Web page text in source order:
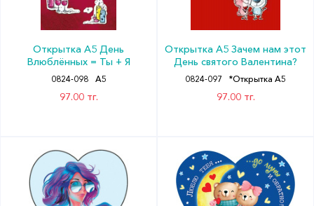
Открытка А5 День
Влюблённых = Ты + Я
0824-098 А5
97.00 тг.
Открытка А5 Зачем нам этот
День святого Валентина?
0824-097 *Открытка А5
97.00 тг.